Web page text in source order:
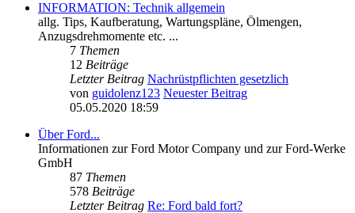
INFORMATION: Technik allgemein
allg. Tips, Kaufberatung, Wartungspläne, Ölmengen,
Anzugsdrehmomente etc. ...
7 Themen
12 Beiträge
Letzter Beitrag Nachrüstpflichten gesetzlich
von guidolenz123 Neuester Beitrag
05.05.2020 18:59
Über Ford...
Informationen zur Ford Motor Company und zur Ford-Werke
GmbH
87 Themen
578 Beiträge
Letzter Beitrag Re: Ford bald fort?